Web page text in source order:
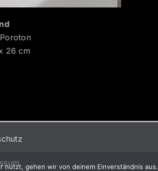
26 cm
nutzt, gehen wir von deinem Einverständnis aus.